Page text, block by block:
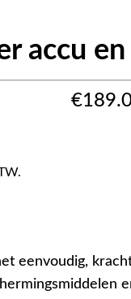
accu
€
eenvoudig,